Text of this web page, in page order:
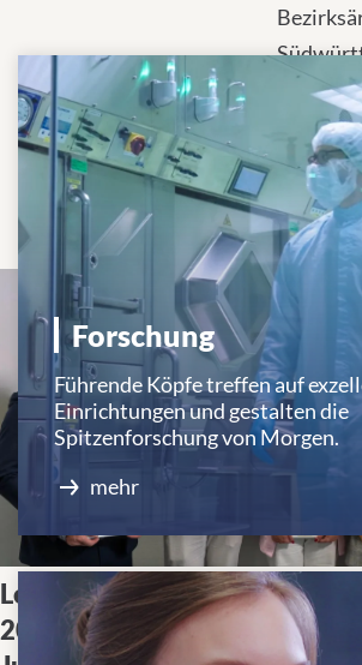
Lehrpreise
2025: Die
Die Medizinische
Tübingen hat die
Über uns
Forschung
Führende Köpfe treffen auf
Einrichtungen und gestalten die
mehr